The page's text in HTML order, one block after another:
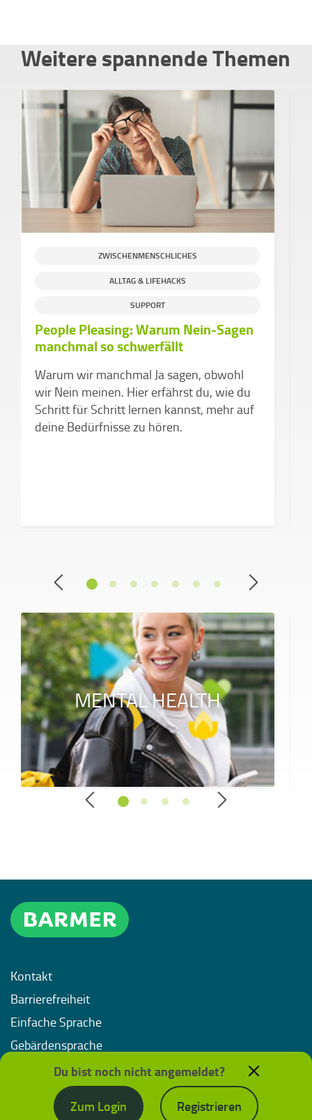
Weitere spannende Themen
ZWISCHENMENSCHLICHES
ALLTAG & LIFEHACKS
SUPPORT
People Pleasing: Warum Nein-Sagen
manchmal so schwerfällt
Warum wir manchmal Ja sagen, obwohl
wir Nein meinen. Hier erfährst du, wie du
Schritt für Schritt lernen kannst, mehr auf
deine Bedürfnisse zu hören.
MENTAL HEALTH
Kontakt
Barrierefreiheit
Einfache Sprache
Gebärdensprache
Impressum
Datenschutz
Nutzungsbedingungen
Du bist noch nicht angemeldet?
Zum Login
Registrieren